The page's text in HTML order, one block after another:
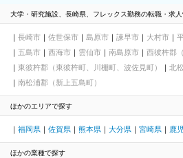
大学・研究施設、長崎県、フレックス勤務の転職・求
長崎市 佐世保市 島原市 諫早市 大村市
五島市
西海市 雲仙市 南島原市
西彼杵郡
東彼杵郡（東彼杵町、川棚町、波佐見町）
北
南松浦郡（新上五島町）
ほかのエリアで探す
福岡県 佐賀県 熊本県 大分県 宮崎県 鹿
ほかの業種で探す